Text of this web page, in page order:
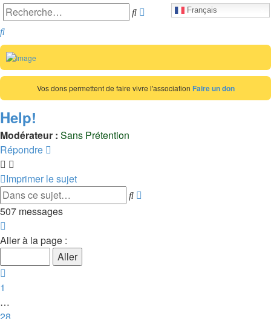
Français
Rechercher
Recherche
Rechercher
Vos dons permettent de faire vivre l'association Faire un don
Help!
Modérateur : Sans Prétention
Répondre
Imprimer le sujet
Rechercher
507 messages
30
34
Aller à la page :
1
…
28